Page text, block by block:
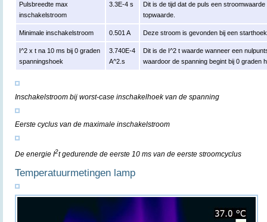
Pulsbreedte max
inschakelstroom
3.3E-4 s
Dit is de tijd dat de puls een
topwaarde.
Minimale inschakelstroom 0.501 A Deze stroom is gevonden bij een
I^2 x t na 10 ms bij 0 graden
spanningshoek
3.740E-4
A^2.s
Dit is de I^2 t waarde wanneer een
waardoor de spanning begint bij 0 graden
Inschakelstroom bij worst-case inschakelhoek van de spanning
Eerste cyclus van de maximale inschakelstroom
De energie I2t gedurende de eerste 10 ms van de eerste stroomcyclus
Temperatuurmetingen lamp